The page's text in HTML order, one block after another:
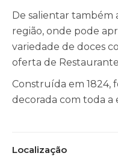
De salientar também
região, onde pode
variedade de doces
oferta de
Construída em 1824,
decorada com toda a
Localização